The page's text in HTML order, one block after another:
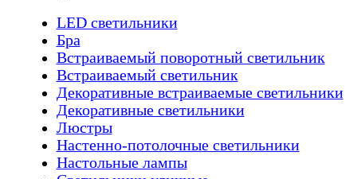
LED светильники
Бра
Встраиваемый поворотный светильник
Встраиваемый светильник
Декоративные встраиваемые светильники
Декоративные светильники
Люстры
Настенно-потолочные светильники
Настольные лампы